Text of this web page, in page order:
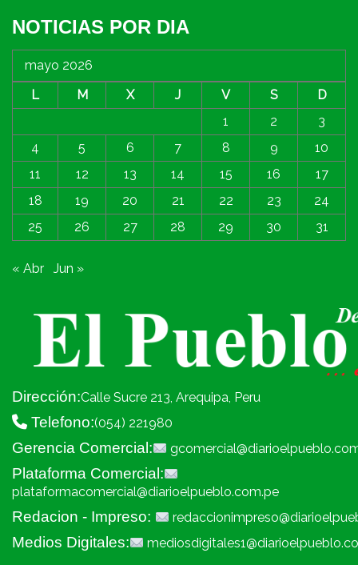
NOTICIAS POR DIA
mayo 2026
L
M X J V S
D
1
2
3
4
5 6 7 8 9
10
11
12 13 14 15 16
17
18
19 20 21 22 23
24
25
26 27 28 29 30 31
« Abr Jun »
Dirección:Calle Sucre 213, Arequipa, Peru
Telefono:(054) 221980
Gerencia Comercial:
Plataforma Comercial:
plataformacomercial@diarioelpueblo.com.pe
Redacion - Impreso:
Medios Digitales: